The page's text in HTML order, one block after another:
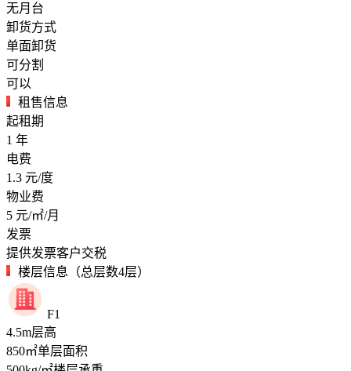
无月台
卸货方式
单面卸货
可分割
可以
租售信息
起租期
1 年
电费
1.3 元/度
物业费
5 元/㎡/月
发票
提供发票客户交税
楼层信息（总层数4层）
F1
4.5m层高
850㎡单层面积